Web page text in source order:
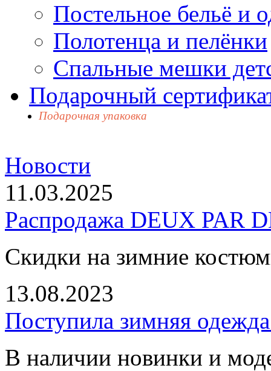
Постельное бельё и
Полотенца и пелёнки
Спальные мешки
Подарочный
Подарочная упаковка
Новости
11.03.2025
Распродажа DEUX PAR
Скидки на зимние
13.08.2023
Поступила зимняя
В наличии новинки и